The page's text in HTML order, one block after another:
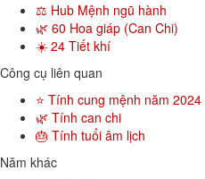
⚖️ Hub Mệnh ngũ hành
🌿 60 Hoa giáp (Can Chi)
☀️ 24 Tiết khí
Công cụ liên quan
⭐ Tính cung mệnh năm 2024
🌿 Tính can chi
🎂 Tính tuổi âm lịch
Năm khác